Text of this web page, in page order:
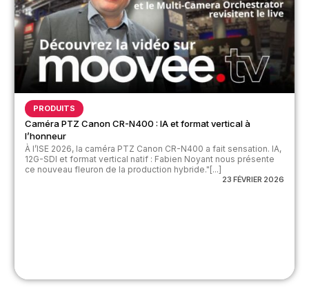
PRODUITS
Caméra PTZ Canon CR-N400 : IA et format vertical à
l’honneur
À l’ISE 2026, la caméra PTZ Canon CR-N400 a fait sensation. IA,
12G-SDI et format vertical natif : Fabien Noyant nous présente
ce nouveau fleuron de la production hybride."[...]
23 FÉVRIER 2026